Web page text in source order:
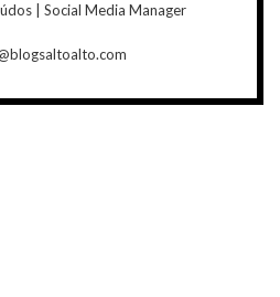
| Social Media Manager